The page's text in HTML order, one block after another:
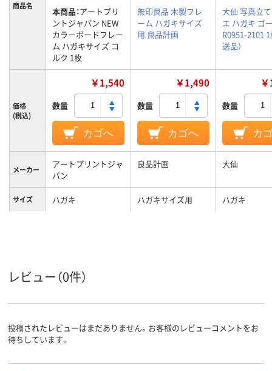
商品名 本商品：アートプリ
ントジャパン NEW
カラーボードフレー
ム ハガキサイズ コ
ルク 1枚
無印良品 木製フレ
ーム ハガキサイズ
用 良品計画
大仙 写真立
エ ハガキ ゴ
R0951-2101 1
送品）
価格
(税込)
￥1,540
数量
カゴへ
￥1,490
数量
カゴへ
数量
カ
メーカー
アートプリントジャ
パン
良品計画 大仙
サイズ ハガキ ハガキサイズ用 ハガキ
レビュー（0件）
投稿されたレビューはまだありません。お客様のレビューコメントをお
待ちしています。